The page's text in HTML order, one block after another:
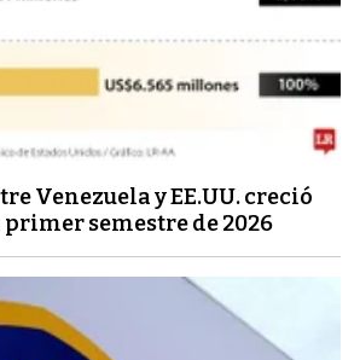
Venezuela y EE.UU. creció
primer semestre de 2026